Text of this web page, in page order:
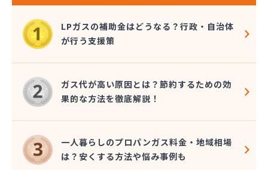
株式会社カネコ
株式会社カネ庄
株式会社クラシアン岡崎支社
株式会社コクネ
株式会社コザカヤ 春日井営業所
株式会社コジマガス
株式会社コジマガス ライフアップサポート
株式会社コンプロ産工
株式会社シェル石油豊橋LPG充填工場
株式会社しんせきプロパン部
株式会社スギサン化学
株式会社スマイルガステクノロジー
LPガスの補助金はどうなる？行政・自治体
が行う支援策
ガス代が高い原因とは？節約するための効
果的な方法を徹底解説！
一人暮らしのプロパンガス料金・地域相場
は？安くする方法や悩み事例も